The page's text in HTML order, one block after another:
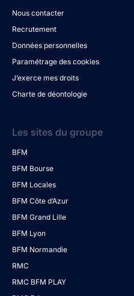
Nous contacter
Recrutement
Données personnelles
Paramétrage des cookies
J’exerce mes droits
Charte de déontologie
Les sites du groupe
BFM
BFM Bourse
BFM Locales
BFM Côte d’Azur
BFM Grand Lille
BFM Lyon
BFM Normandie
RMC
RMC BFM PLAY